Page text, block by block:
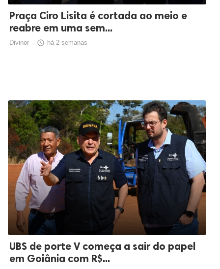
Praça Ciro Lisita é cortada ao meio e
reabre em uma sem...
Divinor  há 2 semanas
UBS de porte V começa a sair do papel
em Goiânia com R$...